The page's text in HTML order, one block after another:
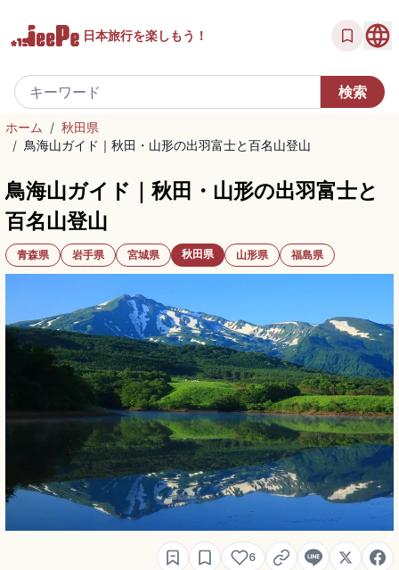
日本旅行を楽しもう！
ホーム / 秋田県
/ 鳥海山ガイド｜秋田・山形の出羽富士と百名山登山
鳥海山ガイド｜秋田・山形の出羽富士と
百名山登山
青森県 岩手県 宮城県 秋田県 山形県 福島県
6